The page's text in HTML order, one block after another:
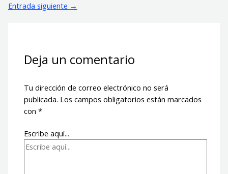
Entrada siguiente →
Deja un comentario
Tu dirección de correo electrónico no será
publicada. Los campos obligatorios están marcados
con*
Escribe aquí...